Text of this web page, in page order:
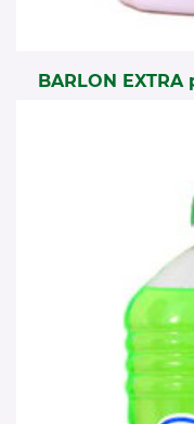
BARLON EXTRA